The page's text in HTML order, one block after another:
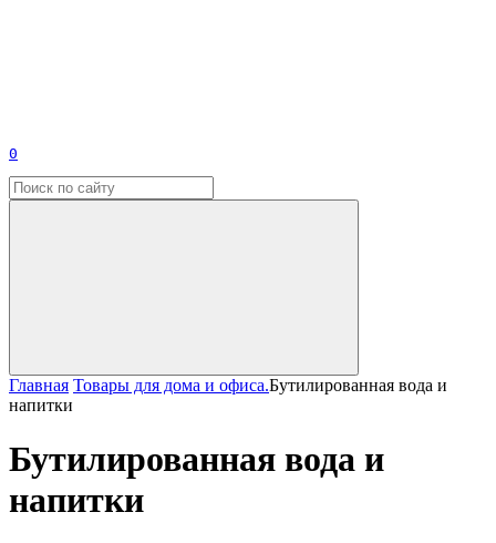
0
Главная Товары для дома и офиса.Бутилированная вода и
напитки
Бутилированная вода и
напитки